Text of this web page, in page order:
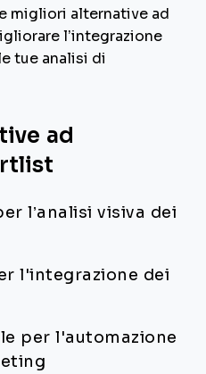
migliori alternative ad
l’integrazione
tue analisi di
ad
l’analisi visiva dei
l'integrazione dei
per l'automazione